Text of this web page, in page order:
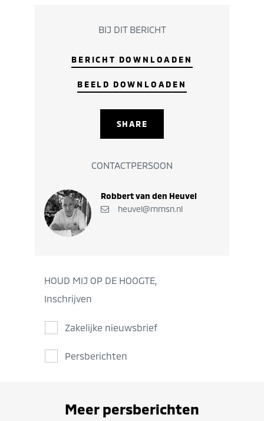
BIJ DIT BERICHT
BERICHT DOWNLOADEN
BEELD DOWNLOADEN
SHARE
CONTACTPERSOON
Robbert van den Heuvel
heuvel@mmsn.nl
HOUD MIJ OP DE HOOGTE,
Inschrijven
Zakelijke nieuwsbrief
Persberichten
Meer persberichten